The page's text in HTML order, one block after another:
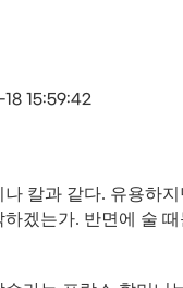
15:59:42
나 칼과 같다. 유용하
하겠는가. 반면에 술